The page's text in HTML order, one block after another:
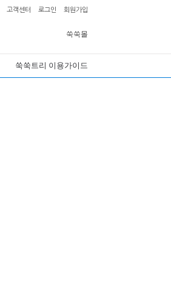
고객센터 로그인 회원가입
쑥쑥몰
쑥쑥트리 이용가이드